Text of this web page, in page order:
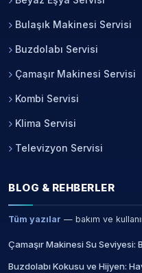
Bulaşık Makinesi Servisi
Buzdolabı Servisi
Çamaşır Makinesi Servisi
Kombi Servisi
Klima Servisi
Televizyon Servisi
BLOG & REHBERLER
Tüm yazılar — bakım ve
Çamaşır Makinesi Su Seviyesi:
Buzdolabı Kokusu ve Hijyen: